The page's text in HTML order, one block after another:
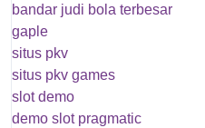
bandar judi bola terbesar
gaple
situs pkv
situs pkv games
slot demo
demo slot pragmatic